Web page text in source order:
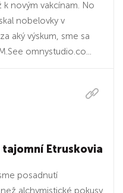
novým vakcínam. No
nobelovky v
aký výskum, sme sa
omnystudio.co...
Etruskovia
posadnutí
alchymistické pokusy